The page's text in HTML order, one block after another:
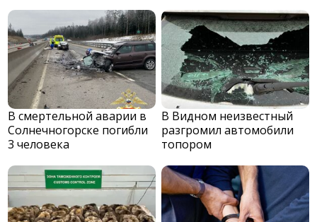
В смертельной аварии в
Солнечногорске погибли
3 человека
В Видном неизвестный
разгромил автомобили
топором